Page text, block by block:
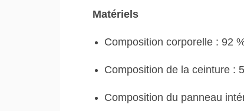
Matériels
Composition corporelle : 92
Composition de la ceinture :
Composition du panneau